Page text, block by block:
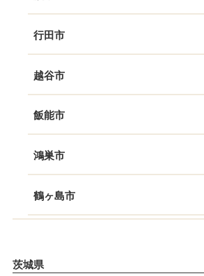
行田市
越谷市
飯能市
鴻巣市
鶴ヶ島市
茨城県